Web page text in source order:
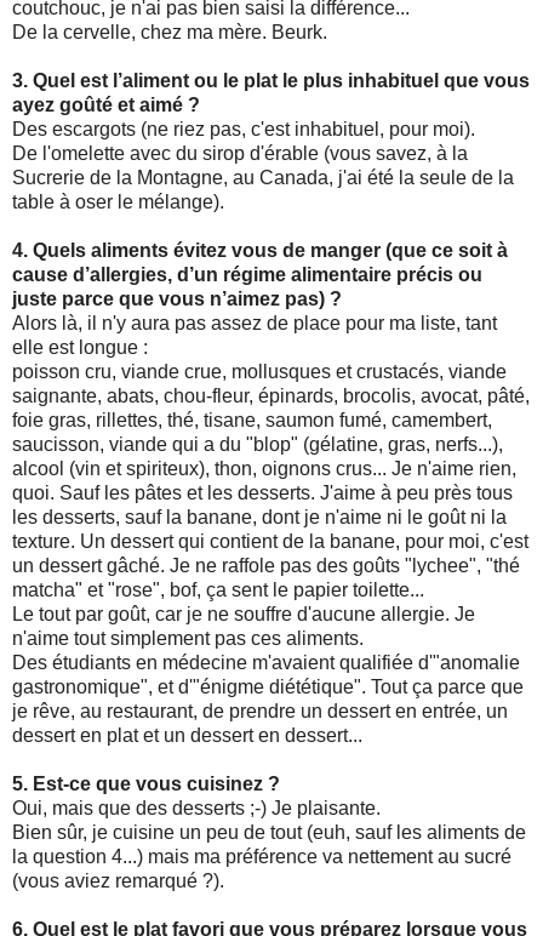
coutchouc, je n'ai pas bien saisi la différence...
De la cervelle, chez ma mère. Beurk.
3. Quel est l’aliment ou le plat le plus inhabituel que vous
ayez goûté et aimé ?
Des escargots (ne riez pas, c'est inhabituel, pour moi).
De l'omelette avec du sirop d'érable (vous savez, à la
Sucrerie de la Montagne, au Canada, j'ai été la seule de la
table à oser le mélange).
4. Quels aliments évitez vous de manger (que ce soit à
cause d’allergies, d’un régime alimentaire précis ou
juste parce que vous n’aimez pas) ?
Alors là, il n'y aura pas assez de place pour ma liste, tant
elle est longue :
poisson cru, viande crue, mollusques et crustacés, viande
saignante, abats, chou-fleur, épinards, brocolis, avocat, pâté,
foie gras, rillettes, thé, tisane, saumon fumé, camembert,
saucisson, viande qui a du "blop" (gélatine, gras, nerfs...),
alcool (vin et spiriteux), thon, oignons crus... Je n'aime rien,
quoi. Sauf les pâtes et les desserts. J'aime à peu près tous
les desserts, sauf la banane, dont je n'aime ni le goût ni la
texture. Un dessert qui contient de la banane, pour moi, c'est
un dessert gâché. Je ne raffole pas des goûts "lychee", "thé
matcha" et "rose", bof, ça sent le papier toilette...
Le tout par goût, car je ne souffre d'aucune allergie. Je
n'aime tout simplement pas ces aliments.
Des étudiants en médecine m'avaient qualifiée d'"anomalie
gastronomique", et d'"énigme diététique". Tout ça parce que
je rêve, au restaurant, de prendre un dessert en entrée, un
dessert en plat et un dessert en dessert...
5. Est-ce que vous cuisinez ?
Oui, mais que des desserts ;-) Je plaisante.
Bien sûr, je cuisine un peu de tout (euh, sauf les aliments de
la question 4...) mais ma préférence va nettement au sucré
(vous aviez remarqué ?).
6. Quel est le plat favori que vous préparez lorsque vous